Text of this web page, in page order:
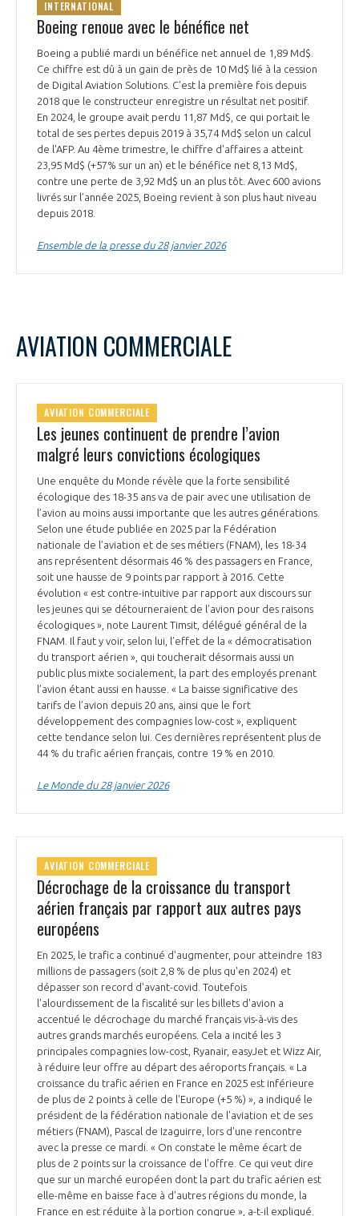
INTERNATIONAL
Boeing renoue avec le bénéfice net
Boeing a publié mardi un bénéfice net annuel de 1,89 Md$.
Ce chiffre est dû à un gain de près de 10 Md$ lié à la cession
de Digital Aviation Solutions. C'est la première fois depuis
2018 que le constructeur enregistre un résultat net positif.
En 2024, le groupe avait perdu 11,87 Md$, ce qui portait le
total de ses pertes depuis 2019 à 35,74 Md$ selon un calcul
de l'AFP. Au 4ème trimestre, le chiffre d'affaires a atteint
23,95 Md$ (+57% sur un an) et le bénéfice net 8,13 Md$,
contre une perte de 3,92 Md$ un an plus tôt. Avec 600 avions
livrés sur l’année 2025, Boeing revient à son plus haut niveau
depuis 2018.
Ensemble de la presse du 28 janvier 2026
AVIATION COMMERCIALE
AVIATION COMMERCIALE
Les jeunes continuent de prendre l’avion
malgré leurs convictions écologiques
Une enquête du Monde révèle que la forte sensibilité
écologique des 18-35 ans va de pair avec une utilisation de
l’avion au moins aussi importante que les autres générations.
Selon une étude publiée en 2025 par la Fédération
nationale de l’aviation et de ses métiers (FNAM), les 18-34
ans représentent désormais 46 % des passagers en France,
soit une hausse de 9 points par rapport à 2016. Cette
évolution « est contre-intuitive par rapport aux discours sur
les jeunes qui se détourneraient de l’avion pour des raisons
écologiques », note Laurent Timsit, délégué général de la
FNAM. Il faut y voir, selon lui, l’effet de la « démocratisation
du transport aérien », qui toucherait désormais aussi un
public plus mixte socialement, la part des employés prenant
l’avion étant aussi en hausse. « La baisse significative des
tarifs de l’avion depuis 20 ans, ainsi que le fort
développement des compagnies low-cost », expliquent
cette tendance selon lui. Ces dernières représentent plus de
44 % du trafic aérien français, contre 19 % en 2010.
Le Monde du 28 janvier 2026
AVIATION COMMERCIALE
Décrochage de la croissance du transport
aérien français par rapport aux autres pays
européens
En 2025, le trafic a continué d'augmenter, pour atteindre 183
millions de passagers (soit 2,8 % de plus qu'en 2024) et
dépasser son record d'avant-covid. Toutefois
l'alourdissement de la fiscalité sur les billets d'avion a
accentué le décrochage du marché français vis-à-vis des
autres grands marchés européens. Cela a incité les 3
principales compagnies low-cost, Ryanair, easyJet et Wizz Air,
à réduire leur offre au départ des aéroports français. « La
croissance du trafic aérien en France en 2025 est inférieure
de plus de 2 points à celle de l'Europe (+5 %) », a indiqué le
président de la fédération nationale de l'aviation et de ses
métiers (FNAM), Pascal de Izaguirre, lors d'une rencontre
avec la presse ce mardi. « On constate le même écart de
plus de 2 points sur la croissance de l'offre. Ce qui veut dire
que sur un marché européen dont la part du trafic aérien est
elle-même en baisse face à d'autres régions du monde, la
France en est réduite à la portion congrue », a-t-il expliqué.